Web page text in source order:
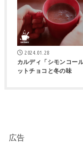
2024.01.28
カルディ「シモンコー
ットチョコと冬の味
広告